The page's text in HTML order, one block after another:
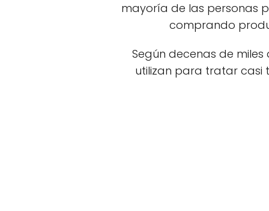
mayoría de las personas
comprando
Según decenas de
utilizan para tratar casi